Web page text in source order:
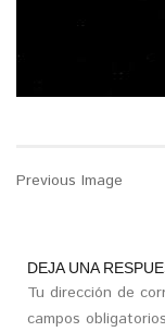
Previous Image
DEJA UNA
Tu dirección de
campos